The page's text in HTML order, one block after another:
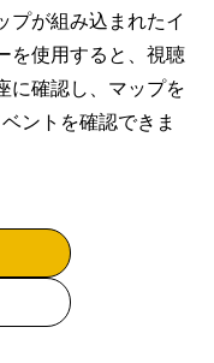
プが組み込まれたイ
を使用すると、視聴
に確認し、マップを
ントを確認できま